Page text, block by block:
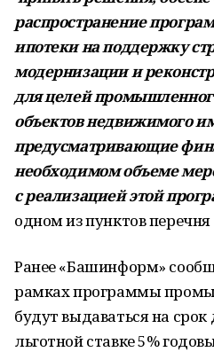
распространение
ипотеки на поддержку
модернизации и
для целей
объектов недвижимого
предусматривающие
необходимом объеме
с реализацией этой
одном из пунктов
Ранее «Башинформ»
рамках программы
будут выдаваться на срок
льготной ставке 5%